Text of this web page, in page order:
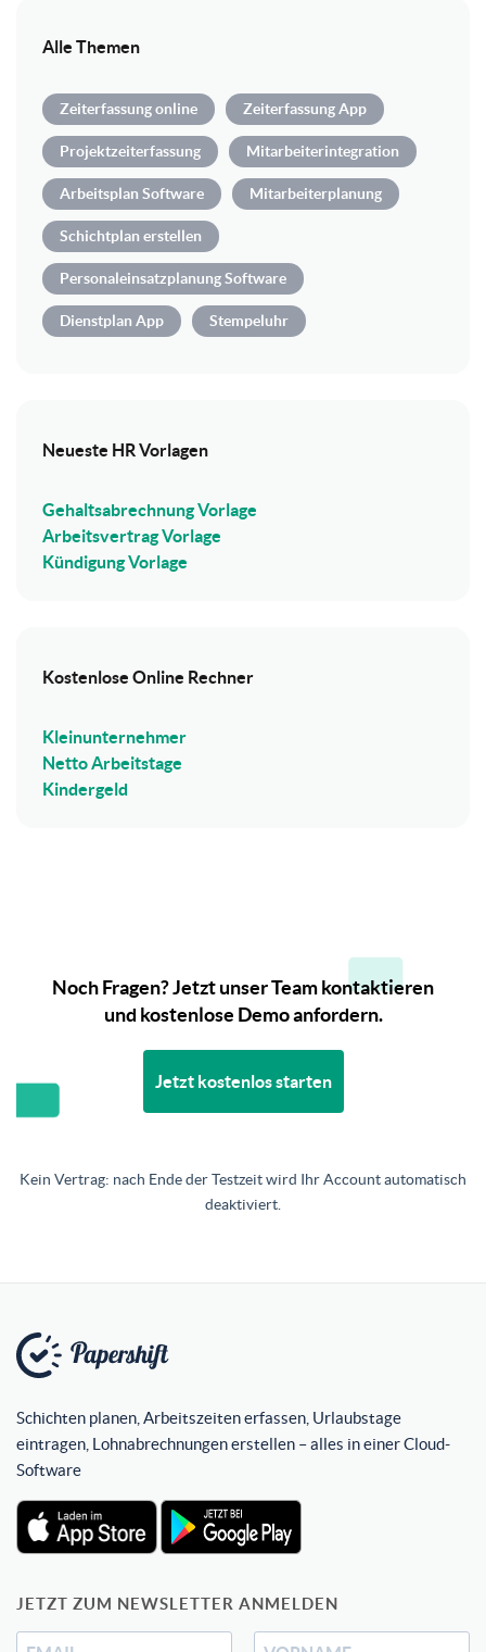
Alle Themen
Zeiterfassung online Zeiterfassung App
Projektzeiterfassung Mitarbeiterintegration
Arbeitsplan Software Mitarbeiterplanung
Schichtplan erstellen
Personaleinsatzplanung Software
Dienstplan App Stempeluhr
Neueste HR Vorlagen
Gehaltsabrechnung Vorlage
Arbeitsvertrag Vorlage
Kündigung Vorlage
Kostenlose Online Rechner
Kleinunternehmer
Netto Arbeitstage
Kindergeld
Noch Fragen? Jetzt unser Team kontaktieren
und kostenlose Demo anfordern.
Jetzt kostenlos starten
Kein Vertrag: nach Ende der Testzeit wird Ihr Account automatisch
deaktiviert.
Schichten planen, Arbeitszeiten erfassen, Urlaubstage
eintragen, Lohnabrechnungen erstellen – alles in einer Cloud-
Software
JETZT ZUM NEWSLETTER ANMELDEN